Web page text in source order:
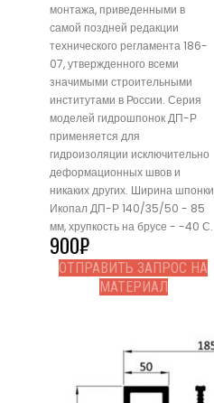
монтажа, приведенными в
самой поздней редакции
технического регламента 186-
07, утвержденного всеми
значимыми строительными
институтами в России. Серия
моделей гидрошпонок ДП-Р
применяется для
гидроизоляции исключительно
деформационных швов и
никаких других. Ширина шпонки
Икопал ДП-Р 140/35/50 - 85
мм, хрупкость на брусе - -40 С.
900₽
ОТПРАВИТЬ ЗАПРОС НА
МАТЕРИАЛ